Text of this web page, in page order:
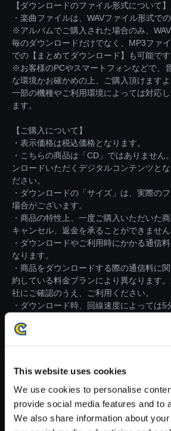
This website uses cookies
We use cookies to personalise
provide social media features and to
We also share information about
【ダウンロードのファイル形式について】
・楽曲ファイルは、WAVファイル形式で
※アルバムでご購入された場合のみ、
毎のダウンロードだけでなく、MP3ファ
での【まとめてダウンロード】も可能です
※お客様のPCやスマートフォンなどで、
な環境かお確かめの上、ご購入頂けますよ
一部の機種やご利用環境によっては対応
ます。
【ご購入について】
・表示価格は税込価格となります。
・こちらの商品は「CD」ではありません
ンロードいただくデジタルコンテンツと
ださい。
・ダウンロードの「サイズ」は、実際の
場合がございます。
・商品の特性上、一度ご購入いただいた
キャンセル、返金を承ることができません
・ダウンロードやご利用時にかかる通信
なります。
・商品をダウンロードする際の通信料に
約している料金プランにより異なります
社にご確認のうえ、ご利用ください。
・ダウンロード時、回線速度によっては5
※ご購入いただいたファイルのダウンロ